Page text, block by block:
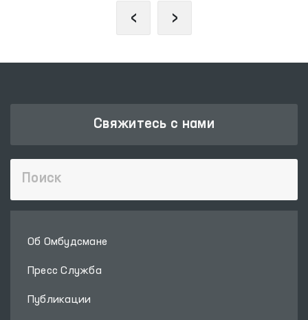
‹ ›
Свяжитесь с нами
Об Омбудсмане
Пресс Служба
Публикации